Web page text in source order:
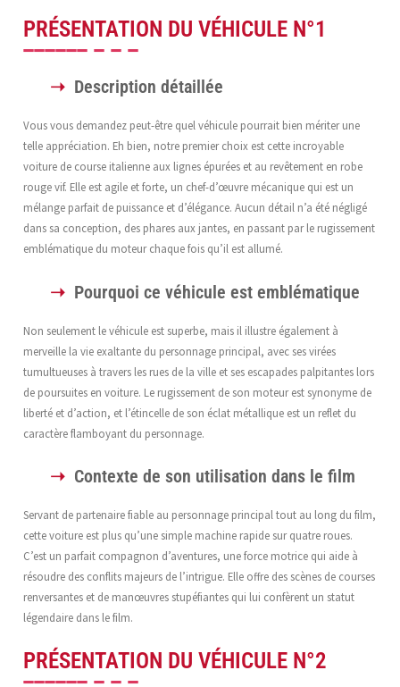
PRÉSENTATION DU VÉHICULE N°1
Description détaillée
Vous vous demandez peut-être quel véhicule pourrait bien mériter une
telle appréciation. Eh bien, notre premier choix est cette incroyable
voiture de course italienne aux lignes épurées et au revêtement en robe
rouge vif. Elle est agile et forte, un chef-d’œuvre mécanique qui est un
mélange parfait de puissance et d’élégance. Aucun détail n’a été négligé
dans sa conception, des phares aux jantes, en passant par le rugissement
emblématique du moteur chaque fois qu’il est allumé.
Pourquoi ce véhicule est emblématique
Non seulement le véhicule est superbe, mais il illustre également à
merveille la vie exaltante du personnage principal, avec ses virées
tumultueuses à travers les rues de la ville et ses escapades palpitantes lors
de poursuites en voiture. Le rugissement de son moteur est synonyme de
liberté et d’action, et l’étincelle de son éclat métallique est un reflet du
caractère flamboyant du personnage.
Contexte de son utilisation dans le film
Servant de partenaire fiable au personnage principal tout au long du film,
cette voiture est plus qu’une simple machine rapide sur quatre roues.
C’est un parfait compagnon d’aventures, une force motrice qui aide à
résoudre des conflits majeurs de l’intrigue. Elle offre des scènes de courses
renversantes et de manœuvres stupéfiantes qui lui confèrent un statut
légendaire dans le film.
PRÉSENTATION DU VÉHICULE N°2